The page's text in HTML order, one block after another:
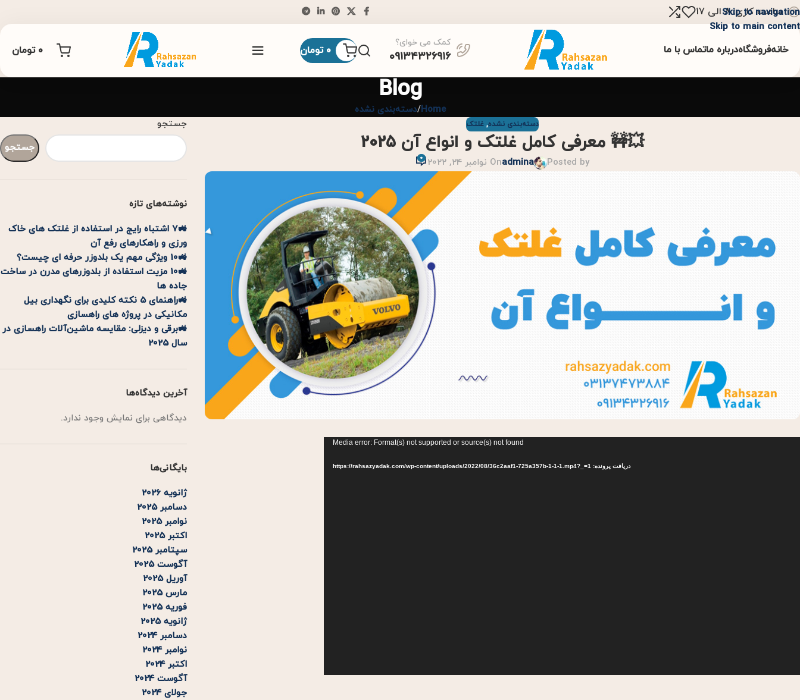
Skip to navigation
Skip to main content
ساعت کاری: 8 الی 17
خانهفروشگاهدرباره ماتماس با ما
کمک می خوای؟
۰۹۱۳۴۳۲۶۹۱۶ 0 تومان 0 تومان
Blog
Home دسته‌بندی نشده
دسته‌بندی نشده,غلتک
💥🚧 معرفی کامل غلتک و انواع آن 2025
Posted by
adminaOn نوامبر 24, 2022 0
Media error: Format(s) not supported or source(s) not found
دریافت پرونده: https://rahsazyadak.com/wp-content/uploads/2022/08/36c2aaf1-725a357b-1-1-1.mp4?_=1
جستجو
جستجو
نوشته‌های تازه
🚜7 اشتباه رایج در استفاده از غلتک های خاک
ورزی و راهکارهای رفع آن
🚜10 ویژگی مهم یک بلدوزر حرفه ای چیست؟
🚜10 مزیت استفاده از بلدوزرهای مدرن در ساخت
جاده ها
🚜راهنمای 5 نکته کلیدی برای نگهداری بیل
مکانیکی در پروژه های راهسازی
🚜برقی و دیزلی: مقایسه ماشین‌آلات راهسازی در
سال 2025
آخرین دیدگاه‌ها
دیدگاهی برای نمایش وجود ندارد.
بایگانی‌ها
ژانویه 2026
دسامبر 2025
نوامبر 2025
اکتبر 2025
سپتامبر 2025
آگوست 2025
آوریل 2025
مارس 2025
فوریه 2025
ژانویه 2025
دسامبر 2024
نوامبر 2024
اکتبر 2024
آگوست 2024
جولای 2024